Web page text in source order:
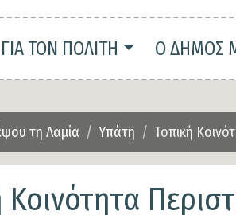
ΓΙΑ ΤΟΝ ΠΟΛΙΤΗ Ο ΔΗΜΟΣ
τη Λαμία Υπάτη Τοπική
Κοινότητα